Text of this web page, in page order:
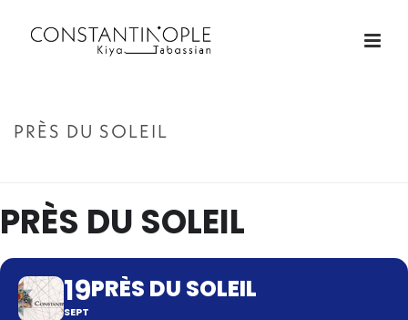
PRÈS DU SOLEIL
PRÈS DU SOLEIL
19
SEPT
PRÈS DU SOLEIL